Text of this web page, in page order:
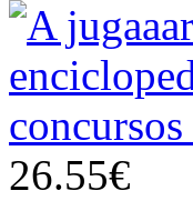
26.55€